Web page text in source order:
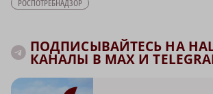
РОСПОТРЕБНАДЗОР
ПОДПИСЫВАЙТЕСЬ НА
КАНАЛЫ В MAX И